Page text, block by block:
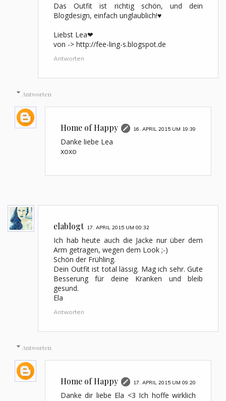
Das Outfit ist richtig schön, und dein
Blogdesign, einfach unglaublich!♥
Liebst Lea❤
von -> http://fee-ling-s.blogspot.de
Antworten
Antworten
Home of Happy 16. APRIL 2015 UM 19:39
Danke liebe Lea
xoxo
elablogt 17. APRIL 2015 UM 00:32
Ich hab heute auch die Jacke nur über dem
Arm getragen, wegen dem Look ;-)
Schön der Frühling.
Dein Outfit ist total lässig. Mag ich sehr. Gute
Besserung für deine Kranken und bleib
gesund.
Ela
Antworten
Antworten
Home of Happy 17. APRIL 2015 UM 09:20
Danke dir liebe Ela <3 Ich hoffe wirklich